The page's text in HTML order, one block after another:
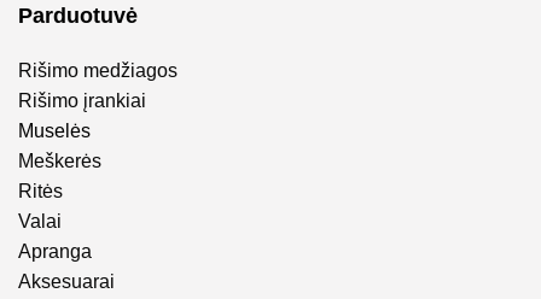
Parduotuvė
Rišimo medžiagos
Rišimo įrankiai
Muselės
Meškerės
Ritės
Valai
Apranga
Aksesuarai